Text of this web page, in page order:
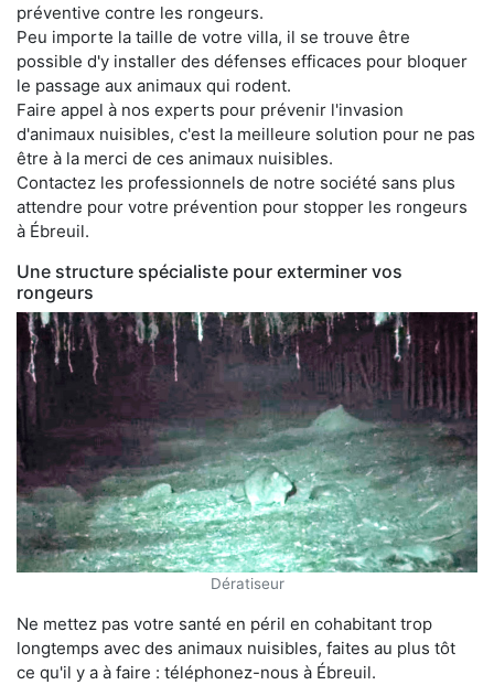
préventive contre les rongeurs.
Peu importe la taille de votre villa, il se trouve être
possible d'y installer des défenses efficaces pour bloquer
le passage aux animaux qui rodent.
Faire appel à nos experts pour prévenir l'invasion
d'animaux nuisibles, c'est la meilleure solution pour ne pas
être à la merci de ces animaux nuisibles.
Contactez les professionnels de notre société sans plus
attendre pour votre prévention pour stopper les rongeurs
à Ébreuil.
Une structure spécialiste pour exterminer vos
rongeurs
Dératiseur
Ne mettez pas votre santé en péril en cohabitant trop
longtemps avec des animaux nuisibles, faites au plus tôt
ce qu'il y a à faire : téléphonez-nous à Ébreuil.